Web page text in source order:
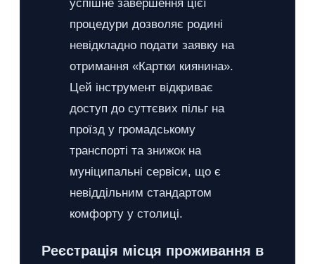
успішне завершення цієї
процедури дозволяє родині
невідкладно подати заявку на
отримання «Картки киянина».
Цей інструмент відкриває
доступ до суттєвих пільг на
проїзд у громадському
транспорті та знижок на
муніципальні сервіси, що є
невіддільним стандартом
комфорту у столиці.
Реєстрація місця проживання в